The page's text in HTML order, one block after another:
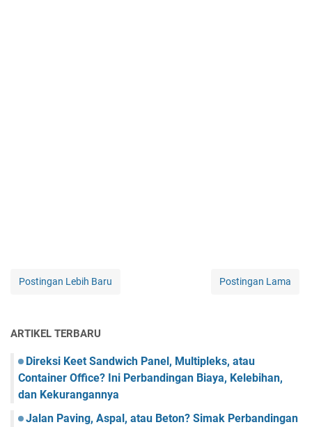
Postingan Lebih Baru Postingan Lama
ARTIKEL TERBARU
Direksi Keet Sandwich Panel, Multipleks, atau
Container Office? Ini Perbandingan Biaya, Kelebihan,
dan Kekurangannya
Jalan Paving, Aspal, atau Beton? Simak Perbandingan